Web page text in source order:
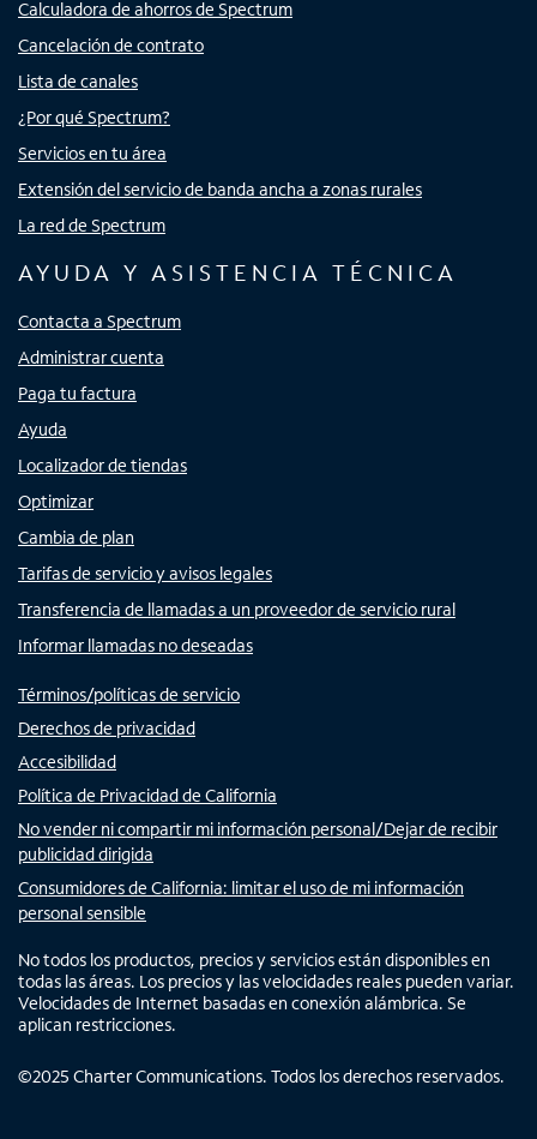
Calculadora de ahorros de Spectrum
Cancelación de contrato
Lista de canales
¿Por qué Spectrum?
Servicios en tu área
Extensión del servicio de banda ancha a zonas rurales
La red de Spectrum
AYUDA Y ASISTENCIA TÉCNICA
Contacta a Spectrum
Administrar cuenta
Paga tu factura
Ayuda
Localizador de tiendas
Optimizar
Cambia de plan
Tarifas de servicio y avisos legales
Transferencia de llamadas a un proveedor de servicio rural
Informar llamadas no deseadas
Términos/políticas de servicio
Derechos de privacidad
Accesibilidad
Política de Privacidad de California
No vender ni compartir mi información personal/Dejar de recibir
publicidad dirigida
Consumidores de California: limitar el uso de mi información
personal sensible
No todos los productos, precios y servicios están disponibles en
todas las áreas. Los precios y las velocidades reales pueden variar.
Velocidades de Internet basadas en conexión alámbrica. Se
aplican restricciones.
©2025 Charter Communications. Todos los derechos reservados.